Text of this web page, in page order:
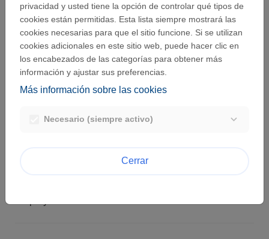
¿Qué queremos decir con “educación”?
¿Qué significa “cerca de una sede de
bioMérieux”?
privacidad y usted tiene la opción de controlar qué tipos de
cookies están permitidas. Esta lista siempre mostrará las
cookies necesarias para que el sitio funcione. Si se utilizan
cookies adicionales en este sitio web, puede hacer clic en
los encabezados de las categorías para obtener más
información y ajustar sus preferencias.
Más información sobre las cookies
Necesario (siempre activo)
Cerrar